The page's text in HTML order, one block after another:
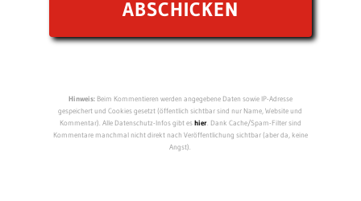
Hinweis:Beim Kommentieren werden angegebene Daten sowie IP-Adresse
gespeichert und Cookies gesetzt (öffentlich sichtbar sind nur Name, Website und
Kommentar). Alle Datenschutz-Infos gibt eshier. Dank Cache/Spam-Filter sind
Kommentare manchmal nicht direkt nach Veröffentlichung sichtbar (aber da, keine
Angst).